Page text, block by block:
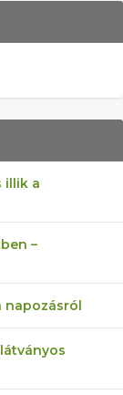
illik a
–
napozásról